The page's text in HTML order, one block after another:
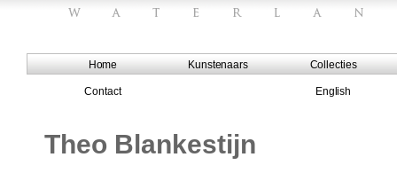
Home Kunstenaars Collecties
Contact English
Theo Blankestijn